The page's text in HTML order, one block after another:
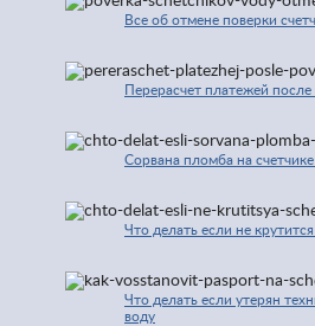
Все об отмене поверки
Перерасчет платежей
Сорвана пломба на
Что делать если не
Что делать если утерян
воду